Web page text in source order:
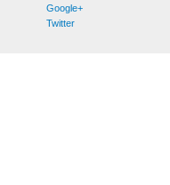
Google+
Twitter